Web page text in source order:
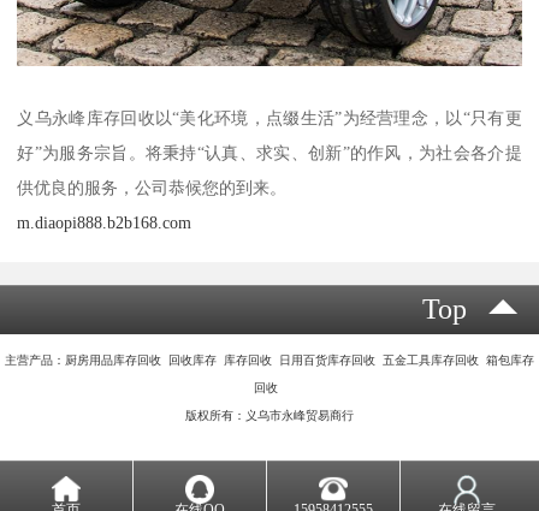
义乌永峰库存回收以“美化环境，点缀生活”为经营理念，以“只有更
好”为服务宗旨。将秉持“认真、求实、创新”的作风，为社会各介提
供优良的服务，公司恭候您的到来。
m.diaopi888.b2b168.com
Top
主营产品：厨房用品库存回收 回收库存 库存回收 日用百货库存回收 五金工具库存回收 箱包库存
回收
版权所有：义乌市永峰贸易商行